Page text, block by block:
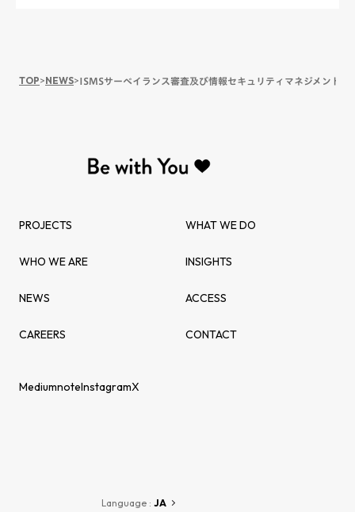
TOP>NEWS>ISMSサーベイランス審査及び情報セキュリティマネジメント
PROJECTS WHAT WE DO
WHO WE ARE INSIGHTS
NEWS ACCESS
CAREERS CONTACT
MediumnoteInstagramX
Language : JA